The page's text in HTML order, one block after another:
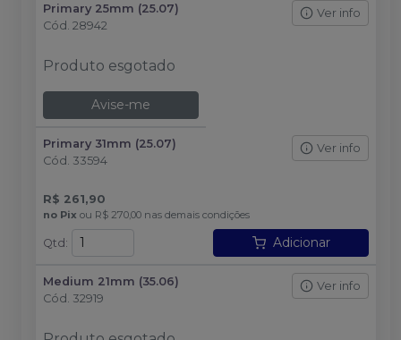
Primary 25mm (25.07)
Cód. 28942
Ver info
Produto esgotado
Avise-me
Primary 31mm (25.07)
Cód. 33594
Ver info
R$ 261,90
no Pix ou R$ 270,00 nas demais condições
Qtd: Adicionar
Medium 21mm (35.06)
Cód. 32919
Ver info